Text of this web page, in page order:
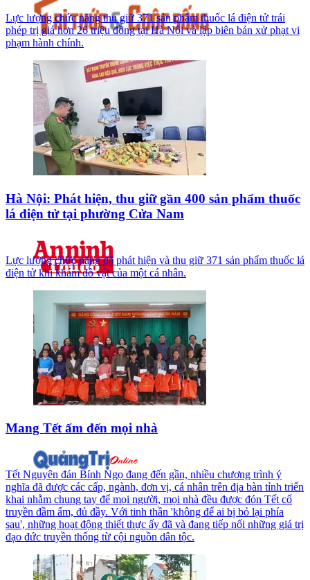
Lực lượng chức năng thu giữ 371 sản phẩm thuốc lá điện tử trái
phép trị giá hơn 26 triệu đồng tại Hà Nội và lập biên bản xử phạt vi
phạm hành chính.
Hà Nội: Phát hiện, thu giữ gần 400 sản phẩm thuốc
lá điện tử tại phường Cửa Nam
Lực lượng chức năng đã phát hiện và thu giữ 371 sản phẩm thuốc lá
điện tử khi khám đồ vật của một cá nhân.
Mang Tết ấm đến mọi nhà
Tết Nguyên đán Bính Ngọ đang đến gần, nhiều chương trình ý
nghĩa đã được các cấp, ngành, đơn vị, cá nhân trên địa bàn tỉnh triển
khai nhằm chung tay để mọi người, mọi nhà đều được đón Tết cổ
truyền đầm ấm, đủ đầy. Với tinh thần 'không để ai bị bỏ lại phía
sau', những hoạt động thiết thực ấy đã và đang tiếp nối những giá trị
đạo đức truyền thống từ cội nguồn dân tộc.